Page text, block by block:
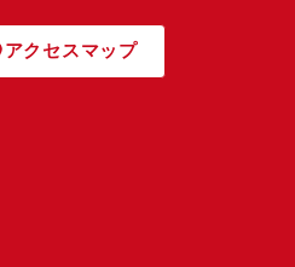
アクセスマップ